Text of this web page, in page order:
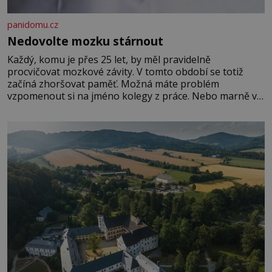
panidomu.cz
Nedovolte mozku stárnout
Každý, komu je přes 25 let, by měl pravidelně
procvičovat mozkové závity. V tomto období se totiž
začíná zhoršovat paměť. Možná máte problém
vzpomenout si na jméno kolegy z práce. Nebo marně v
Je to opravdu tak, s věkem jako kdyby se paměť
rozhodla stávkovat. Cvičte